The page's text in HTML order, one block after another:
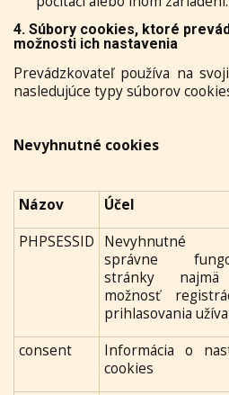
4. Súbory cookies, ktoré
možnosti ich nastavenia
Prevádzkovateľ používa na
nasledujúce typy súborov
Nevyhnutné cookies
Názov Účel
PHPSESSID
správne
stránky
možnosť
prihlasovania
consent
Informácia o
cookies